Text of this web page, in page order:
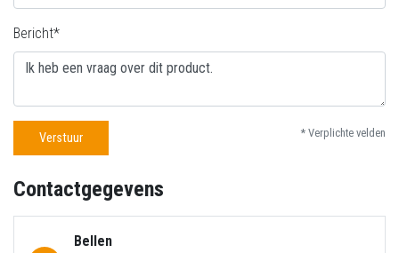
Bericht*
Verstuur * Verplichte velden
Contactgegevens
Bellen